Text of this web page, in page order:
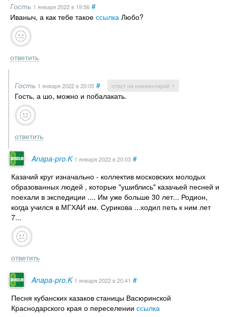
Гость 1 января 2022в 19:56 #
Иваныч, а как тебе такое ссылка Любо?
ответить
Гость 1 января 2022в 20:05 # ответ на комментарий ↑
Гость, а шо, можно и побалакать.
ответить
Anapa-pro.K 1 января 2022в 20:03 #
Казачий круг изначально - коллектив московских молодых
образованных людей , которые "ушиблись" казачьей песней и
поехали в экспедиции .... Им уже больше 30 лет... Родион,
когда учился в МГХАИ им. Сурикова ...ходил петь к ним лет
7...
ответить
Anapa-pro.K 1 января 2022в 20:41 #
Песня кубанских казаков станицы Васюринской
Краснодарского края о переселении ссылка